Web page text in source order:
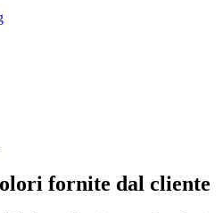
fornite dal cliente